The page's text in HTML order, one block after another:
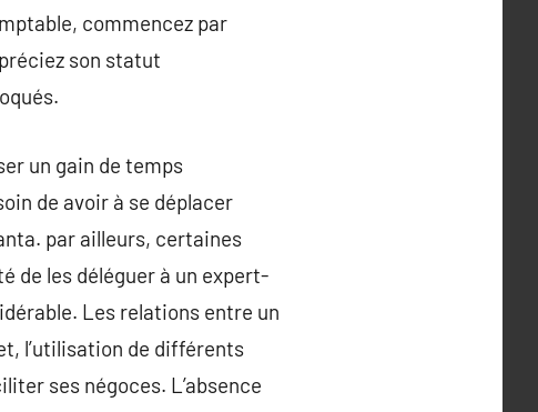
commencez par
son statut
un gain de temps
de avoir à se déplacer
par ailleurs, certaines
de les déléguer à un expert-
Les relations entre un
l’utilisation de différents
ses négoces. L’absence